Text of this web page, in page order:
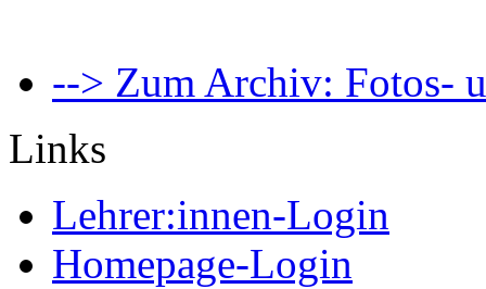
--> Zum Archiv: Fotos-
Links
Lehrer:innen-Login
Homepage-Login